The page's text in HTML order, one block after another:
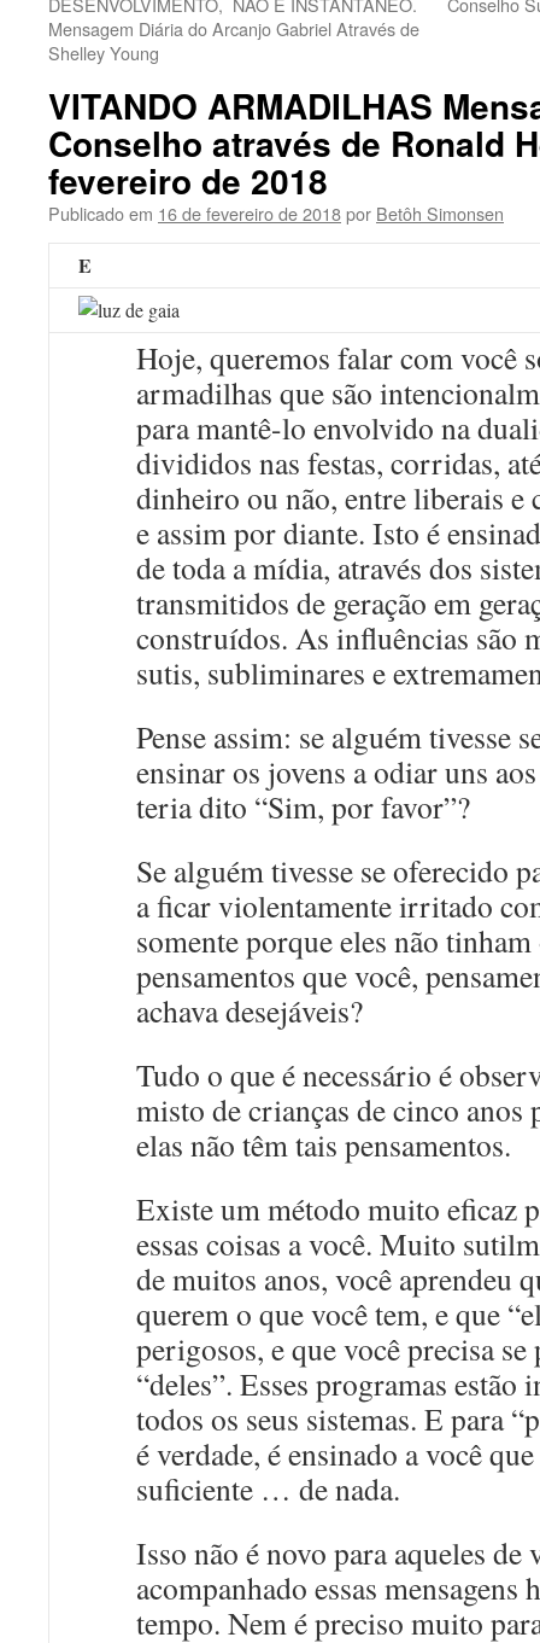
Mensagem Diária do Arcanjo Gabriel Através de
Shelley Young
VITANDO ARMADILHAS
Conselho através de Ronald
fevereiro de 2018
Publicado em 16 de fevereiro de 2018por Betôh Simonsen
E
Hoje, queremos falar com você
armadilhas que são
para mantê-lo envolvido na
divididos nas festas, corridas,
dinheiro ou não, entre liberais e
e assim por diante. Isto é
de toda a mídia, através dos
transmitidos de geração em
construídos. As influências são
sutis, subliminares e
Pense assim: se alguém tivesse
ensinar os jovens a odiar uns
teria dito “Sim, por favor”?
Se alguém tivesse se oferecido
a ficar violentamente irritado
somente porque eles não
pensamentos que você,
achava desejáveis?
Tudo o que é necessário é
misto de crianças de cinco anos
elas não têm tais pensamentos.
Existe um método muito eficaz
essas coisas a você. Muito
de muitos anos, você aprendeu
querem o que você tem, e que
perigosos, e que você precisa se
“deles”. Esses programas estão
todos os seus sistemas. E para
é verdade, é ensinado a você
suficiente … de nada.
Isso não é novo para aqueles de
acompanhado essas mensagens
tempo. Nem é preciso muito